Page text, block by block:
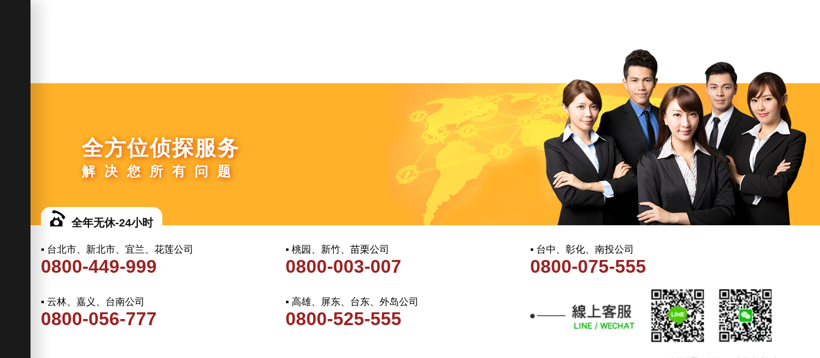
全方位侦探服务
解决您所有问题
全年无休-24小时
▪ 台北市、新北市、宜兰、花莲公司
0800-449-999
▪ 桃园、新竹、苗栗公司
0800-003-007
▪ 台中、彰化、南投公司
0800-075-555
▪ 云林、嘉义、台南公司
0800-056-777
▪ 高雄、屏东、台东、外岛公司
0800-525-555